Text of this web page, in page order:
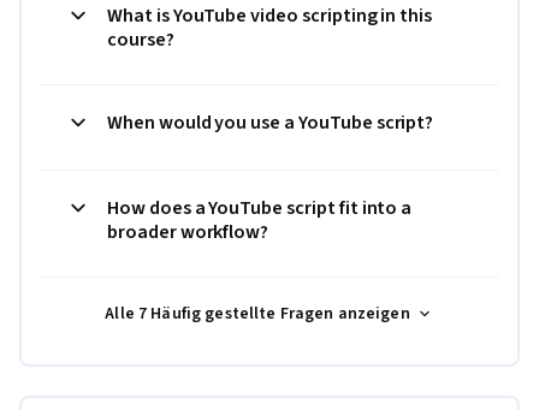
What is YouTube video scripting in this
course?
When would you use a YouTube script?
How does a YouTube script fit into a
broader workflow?
Alle 7 Häufig gestellte Fragen anzeigen